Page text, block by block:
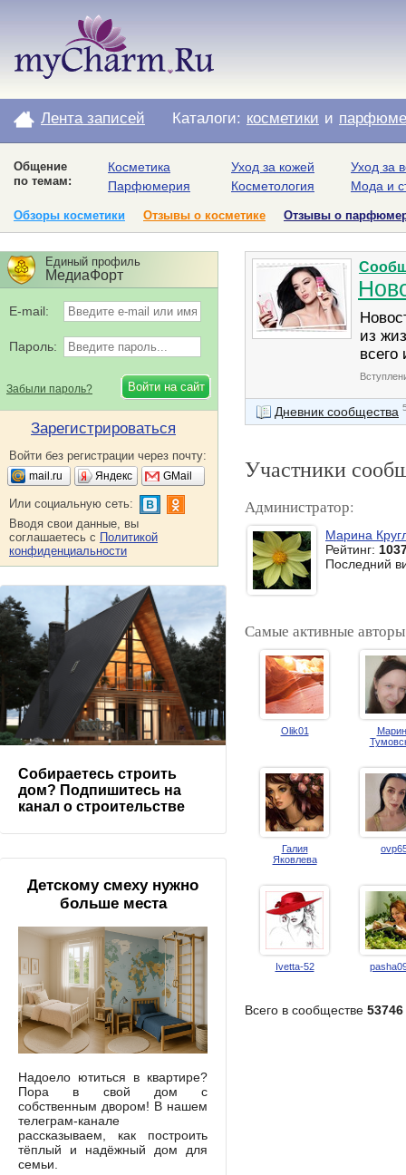
Лента записей Каталоги: косметики и
Общение
по темам:
Косметика
Парфюмерия
Уход за кожей
Косметология
Уход за
Мода и
Обзоры косметики Отзывы о косметике Отзывы о
из
всего
Дневник сообщества
Участники
Администратор:
Марина
Рейтинг:
Последний
Самые активные
Olik01
Галия
Яковлева
Ivetta-52
Всего в сообществе 53746
Единый профиль
МедиаФорт
E-mail:
Пароль:
Забыли пароль?
Зарегистрироваться
Войти без регистрации через почту:
mail.ru Яндекс GMail
Или социальную сеть:
Вводя свои данные, вы
соглашаетесь с Политикой
конфиденциальности
Собираетесь строить
дом? Подпишитесь на
канал о строительстве
Детскому смеху нужно
больше места
Надоело ютиться в квартире?
Пора в свой дом с
собственным двором! В нашем
телеграм-канале
рассказываем, как построить
тёплый и надёжный дом для
семьи.